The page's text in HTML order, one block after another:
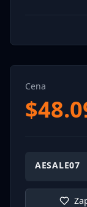
Cena
$
AESALE07